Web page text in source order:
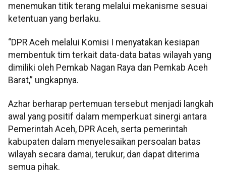
menemukan titik terang melalui mekanisme sesuai
ketentuan yang berlaku.
“DPR Aceh melalui Komisi I menyatakan kesiapan
membentuk tim terkait data-data batas wilayah yang
dimiliki oleh Pemkab Nagan Raya dan Pemkab Aceh
Barat,” ungkapnya.
Azhar berharap pertemuan tersebut menjadi langkah
awal yang positif dalam memperkuat sinergi antara
Pemerintah Aceh, DPR Aceh, serta pemerintah
kabupaten dalam menyelesaikan persoalan batas
wilayah secara damai, terukur, dan dapat diterima
semua pihak.